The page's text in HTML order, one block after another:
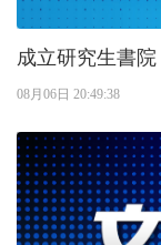
08月06日 20:49:38